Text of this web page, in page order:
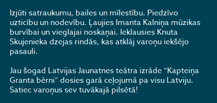
Izjūti satraukumu, bailes un mīlestību. Piedzīvo
uzticību un nodevību. Ļaujies Imanta Kalniņa mūzikas
burvībai un vieglajai noskaņai. Ieklausies Knuta
Skujenieka dzejas rindās, kas atklāj varoņu iekšējo
pasauli.
Jau šogad Latvijas Jaunatnes teātra izrāde “Kapteiņa
Granta bērni” dosies garā ceļojumā pa visu Latviju.
Satiec varoņus sev tuvākajā pilsētā!